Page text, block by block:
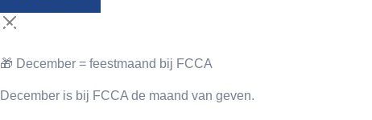
🎁 December = feestmaand bij FCCA
December is bij FCCA de maand van geven.